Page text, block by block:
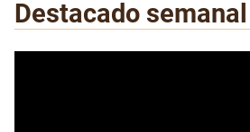
Destacado semanal